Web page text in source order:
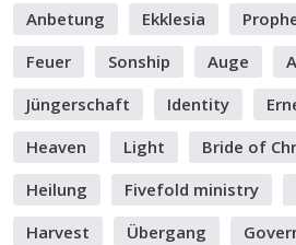
Anbetung
Ekklesia
Feuer
Sonship Auge
Jüngerschaft
Identity
Heaven
Light Bride of
Heilung
Fivefold ministry
Harvest
Übergang